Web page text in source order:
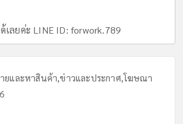
เลยค่ะ LINE ID: forwork.789
ยและหาสินค้า,ข่าวและประกาศ,โฆษณา